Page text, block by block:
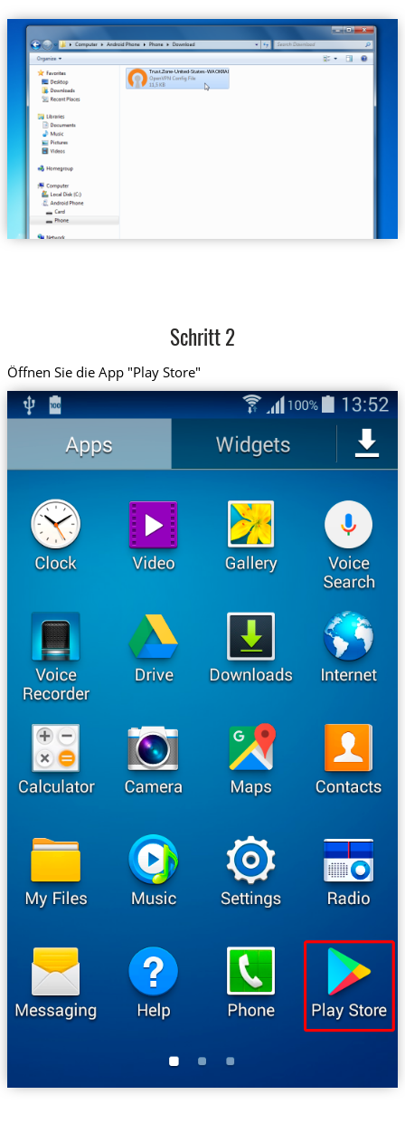
Trust.Zone-United-States-WAOKRADIO.ovpn
Schritt 2
Öffnen Sie die App "Play Store"